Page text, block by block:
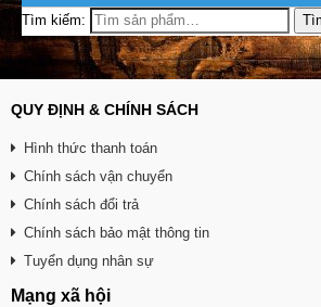
Tìm kiếm:
QUY ĐỊNH & CHÍNH SÁCH
Hình thức thanh toán
Chính sách vận chuyển
Chính sách đổi trả
Chính sách bảo mật thông tin
Tuyển dụng nhân sự
Mạng xã hội